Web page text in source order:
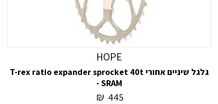
HOPE
גלגל שיניים אחורי T-rex ratio expander sprocket 40t
- SRAM
445
₪